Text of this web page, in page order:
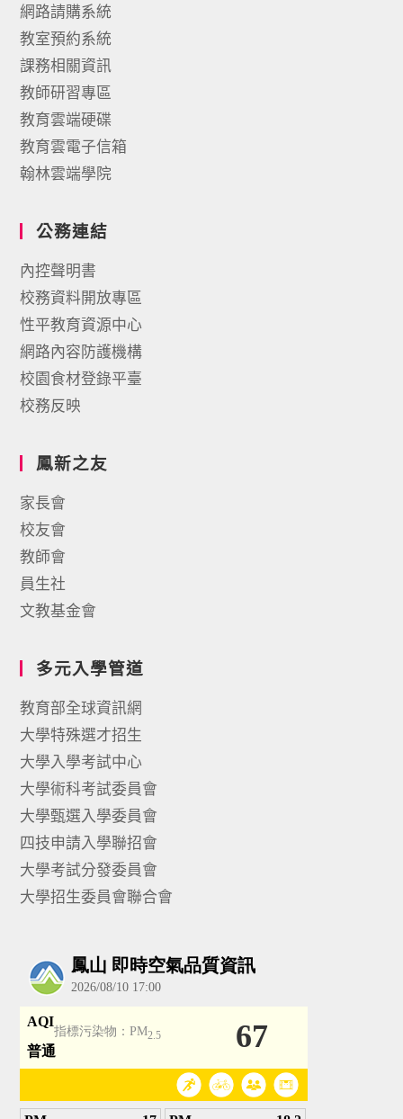
網路請購系統
教室預約系統
課務相關資訊
教師研習專區
教育雲端硬碟
教育雲電子信箱
翰林雲端學院
公務連結
內控聲明書
校務資料開放專區
性平教育資源中心
網路內容防護機構
校園食材登錄平臺
校務反映
鳳新之友
家長會
校友會
教師會
員生社
文教基金會
多元入學管道
教育部全球資訊網
大學特殊選才招生
大學入學考試中心
大學術科考試委員會
大學甄選入學委員會
四技申請入學聯招會
大學考試分發委員會
大學招生委員會聯合會